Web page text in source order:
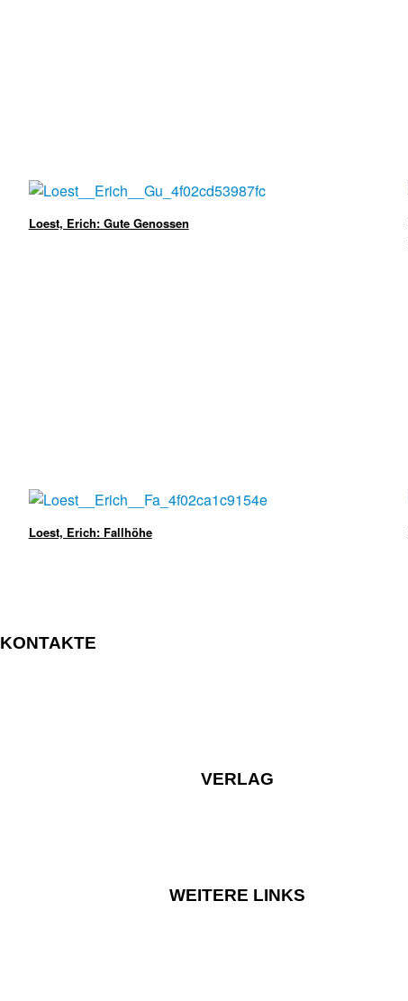
Loest, Erich: Gute Genossen
Loest, Erich: Fallhöhe
KONTAKTE
VERLAG
WEITERE LINKS